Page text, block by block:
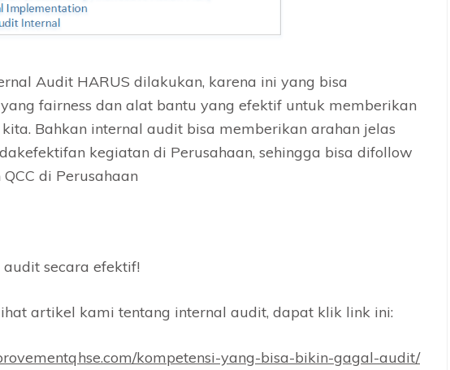
Audit HARUS dilakukan, karena ini yang bisa
fairness dan alat bantu yang efektif untuk memberikan
Bahkan internal audit bisa memberikan arahan jelas
kegiatan di Perusahaan, sehingga bisa difollow
di Perusahaan
secara efektif!
artikel kami tentang internal audit, dapat klik link ini:
kompetensi-yang-bisa-bikin-gagal-audit/